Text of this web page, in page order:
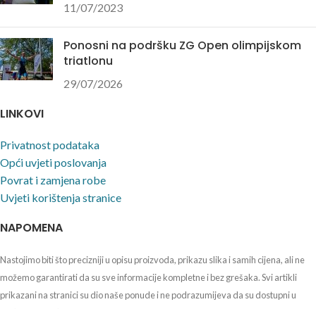
11/07/2023
Ponosni na podršku ZG Open olimpijskom
triatlonu
29/07/2026
LINKOVI
Privatnost podataka
Opći uvjeti poslovanja
Povrat i zamjena robe
Uvjeti korištenja stranice
NAPOMENA
Nastojimo biti što precizniji u opisu proizvoda, prikazu slika i samih cijena, ali ne
možemo garantirati da su sve informacije kompletne i bez grešaka. Svi artikli
prikazani na stranici su dio naše ponude i ne podrazumijeva da su dostupni u